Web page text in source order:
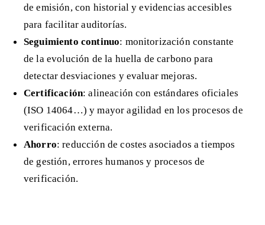
de emisión, con historial y evidencias accesibles
para facilitar auditorías.
Seguimiento continuo: monitorización constante
de la evolución de la huella de carbono para
detectar desviaciones y evaluar mejoras.
Certificación: alineación con estándares oficiales
(ISO 14064…) y mayor agilidad en los procesos de
verificación externa.
Ahorro: reducción de costes asociados a tiempos
de gestión, errores humanos y procesos de
verificación.